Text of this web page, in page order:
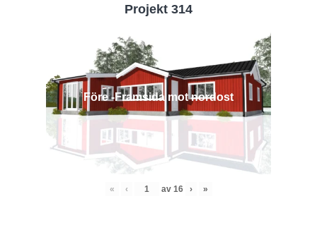
Projekt 314
Före -Framsida mot nordost
« ‹ av 16 › »